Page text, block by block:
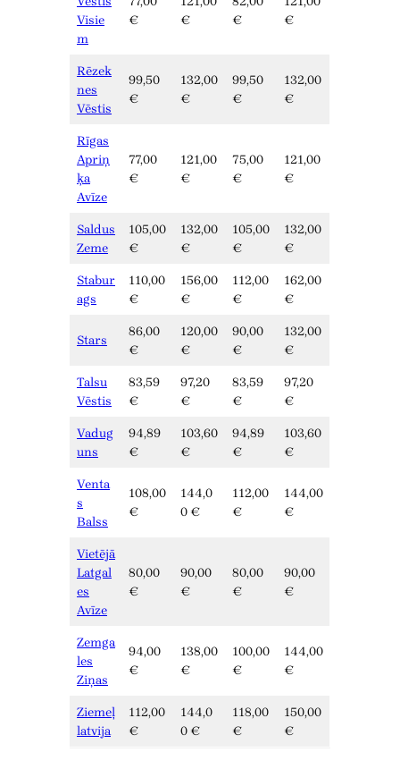
Visie
m
€
€
€
€
Rēzek
nes
Vēstis
99,50
€
132,00
€
99,50
€
132,00
€
Rīgas
Apriņ
ķa
Avīze
77,00
€
121,00
€
75,00
€
121,00
€
Saldus
Zeme
105,00
€
132,00
€
105,00
€
132,00
€
Stabur
ags
110,00
€
156,00
€
112,00
€
162,00
€
Stars
86,00
€
120,00
€
90,00
€
132,00
€
Talsu
Vēstis
83,59
€
97,20
€
83,59
€
97,20
€
Vadug
uns
94,89
€
103,60
€
94,89
€
103,60
€
Venta
s
Balss
108,00
€
144,0
0 €
112,00
€
144,00
€
Vietējā
Latgal
es
Avīze
80,00
€
90,00
€
80,00
€
90,00
€
Zemga
les
Ziņas
94,00
€
138,00
€
100,00
€
144,00
€
Ziemeļ
latvija
112,00
€
144,0
0 €
118,00
€
150,00
€